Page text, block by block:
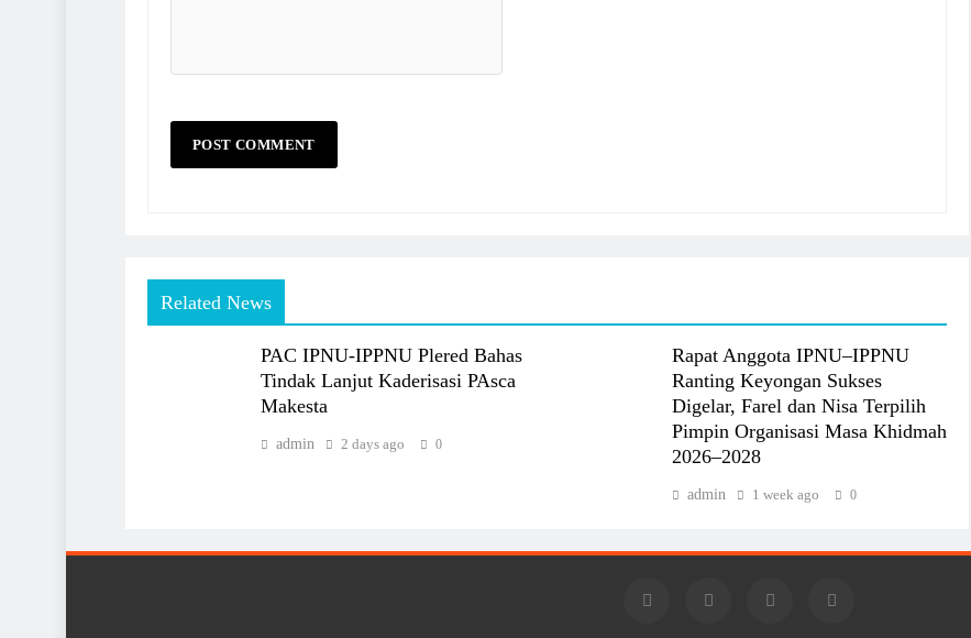
Related News
PAC IPNU-IPPNU Plered Bahas
Tindak Lanjut Kaderisasi PAsca
Makesta
admin 2 days ago 0
Rapat Anggota IPNU–IPPNU
Ranting Keyongan Sukses
Digelar, Farel dan Nisa Terpilih
Pimpin Organisasi Masa Khidmah
2026–2028
admin 1 week ago 0